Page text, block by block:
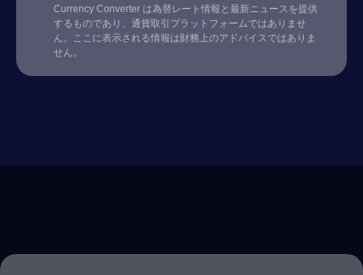
Currency Converter は為替レート情報と最新ニュースを提供
するものであり、通貨取引プラットフォームではありませ
ん。ここに表示される情報は財務上のアドバイスではありま
せん。